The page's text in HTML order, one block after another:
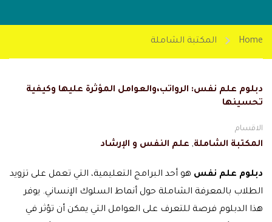
Home المكتبة الشاملة
دبلوم علم نفس: الرواتب،والعوامل المؤثرة عليها وكيفية
تحسينها
الاقسام
المكتبة الشاملة, علم النفس و الإرشاد
دبلوم علم نفس هو أحد البرامج التعليمية، التي تعمل على تزويد
الطلاب بالمعرفة الشاملة حول أنماط السلوك الإنساني. يوفر
هذا الدبلوم فرصة للتعرف على العوامل التي يمكن أن تؤثر في